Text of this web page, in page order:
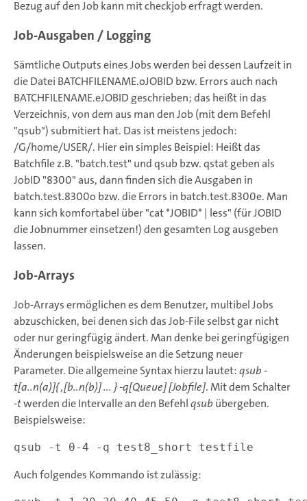
Bezug auf den Job kann mit checkjob erfragt werden.
Job-Ausgaben / Logging
Sämtliche Outputs eines Jobs werden bei dessen Laufzeit in
die Datei BATCHFILENAME.oJOBID bzw. Errors auch nach
BATCHFILENAME.eJOBID geschrieben; das heißt in das
Verzeichnis, von dem aus man den Job (mit dem Befehl
"qsub") submitiert hat. Das ist meistens jedoch:
/G/home/USER/. Hier ein simples Beispiel: Heißt das
Batchfile z.B. "batch.test" und qsub bzw. qstat geben als
JobID "8300" aus, dann finden sich die Ausgaben in
batch.test.8300o bzw. die Errors in batch.test.8300e. Man
kann sich komfortabel über "cat *JOBID* | less" (für JOBID
die Jobnummer einsetzen!) den gesamten Log ausgeben
lassen.
Job-Arrays
Job-Arrays ermöglichen es dem Benutzer, multibel Jobs
abzuschicken, bei denen sich das Job-File selbst gar nicht
oder nur geringfügig ändert. Man denke bei geringfügigen
Änderungen beispielsweise an die Setzung neuer
Parameter. Die allgemeine Syntax hierzu lautet:qsub -
t[a..n(a)]{ ,[b..n(b)] ... } -q[Queue] [Jobfile]. Mit dem Schalter
-twerden die Intervalle an den Befehlqsub übergeben.
Beispielsweise:
Auch folgendes Kommando ist zulässig: